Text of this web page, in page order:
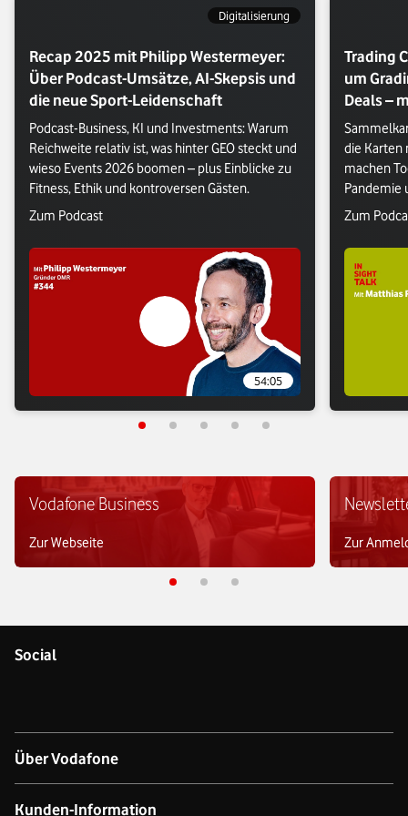
Digitalisierung
Recap 2025 mit Philipp Westermeyer:
Über Podcast-Umsätze, AI-Skepsis und
die neue Sport-Leidenschaft
Podcast-Business, KI und Investments: Warum
Reichweite relativ ist, was hinter GEO steckt und
wieso Events 2026 boomen – plus Einblicke zu
Fitness, Ethik und kontroversen Gästen.
Verlasse Vodafone Webseite: Zum Podcast
Zum Podcast
54:05
Trading
um
Deals –
die Karten
machen
Pandemie
besten
Verlasse
Zum
Vodafone Business
Zur Webseite Zur
Social
Über Vodafone
Über das Unternehmen
Kunden-Information